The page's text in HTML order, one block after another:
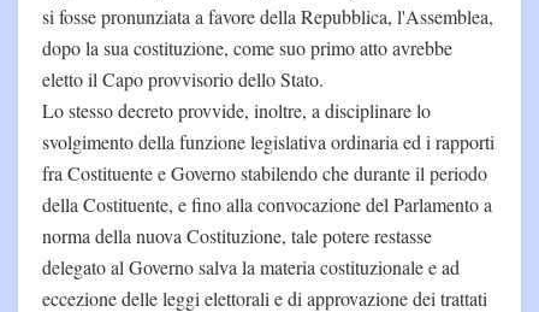
si fosse pronunziata a favore della Repubblica, l'Assemblea,
dopo la sua costituzione, come suo primo atto avrebbe
eletto il Capo provvisorio dello Stato.
Lo stesso decreto provvide, inoltre, a disciplinare lo
svolgimento della funzione legislativa ordinaria ed i rapporti
fra Costituente e Governo stabilendo che durante il periodo
della Costituente, e fino alla convocazione del Parlamento a
norma della nuova Costituzione, tale potere restasse
delegato al Governo salva la materia costituzionale e ad
eccezione delle leggi elettorali e di approvazione dei trattati